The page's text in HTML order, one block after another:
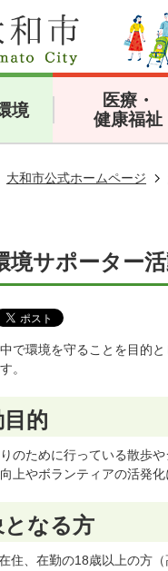
境
医療・
健康福祉
大和市公式ホームページ
境サポーター
で環境を守ることを目的
。
的
のために行っている散歩
上やボランティアの活発
となる方
住、在勤の18歳以上の方（